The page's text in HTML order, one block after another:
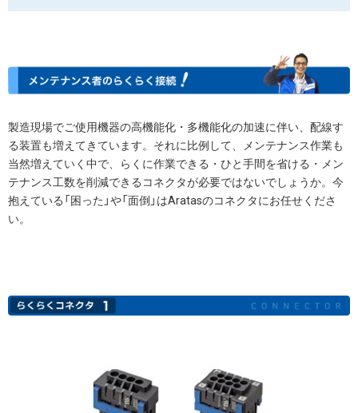
製造現場でご使用機器の高機能化・多機能化の加速に伴い、配線す
る装置も増えてきています。それに比例して、メンテナンス作業も
当然増えていく中で、らくに作業できる・ひと手間を省ける・メン
テナンス工数を削減できるコネクタが必要ではないでしょうか。今
抱えている「困った」や「面倒」はAratasのコネクタにお任せくださ
い。